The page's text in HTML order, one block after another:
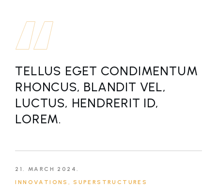
TELLUS EGET CONDIMENTUM
RHONCUS, BLANDIT VEL,
LUCTUS, HENDRERIT ID,
LOREM.
21. MARCH 2024.
INNOVATIONS
SUPERSTRUCTURES